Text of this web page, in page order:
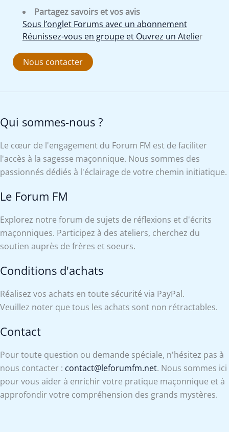
Partagez savoirs et vos avis
Sous l’onglet Forums avec un abonnement
Réunissez-vous en groupe et Ouvrez un Atelier
Nous contacter
Qui sommes-nous ?
Le cœur de l'engagement du Forum FM est de faciliter
l'accès à la sagesse maçonnique. Nous sommes des
passionnés dédiés à l'éclairage de votre chemin initiatique.
Le Forum FM
Explorez notre forum de sujets de réflexions et d'écrits
maçonniques. Participez à des ateliers, cherchez du
soutien auprès de frères et soeurs.
Conditions d'achats
Réalisez vos achats en toute sécurité via PayPal.
Veuillez noter que tous les achats sont non rétractables.
Contact
Pour toute question ou demande spéciale, n'hésitez pas à
nous contacter : contact@leforumfm.net. Nous sommes ici
pour vous aider à enrichir votre pratique maçonnique et à
approfondir votre compréhension des grands mystères.